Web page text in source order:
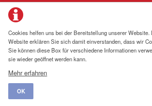
Cookies helfen uns bei der Bereitstellung unserer Website.
Website erklären Sie sich damit einverstanden, dass wir
Sie können diese Box für verschiedene Informationen
sie wieder geöffnet werden kann.
Mehr erfahren
OK